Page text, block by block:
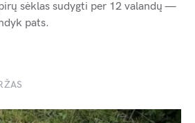
sėklas sudygti per 12 valandų —
pats.